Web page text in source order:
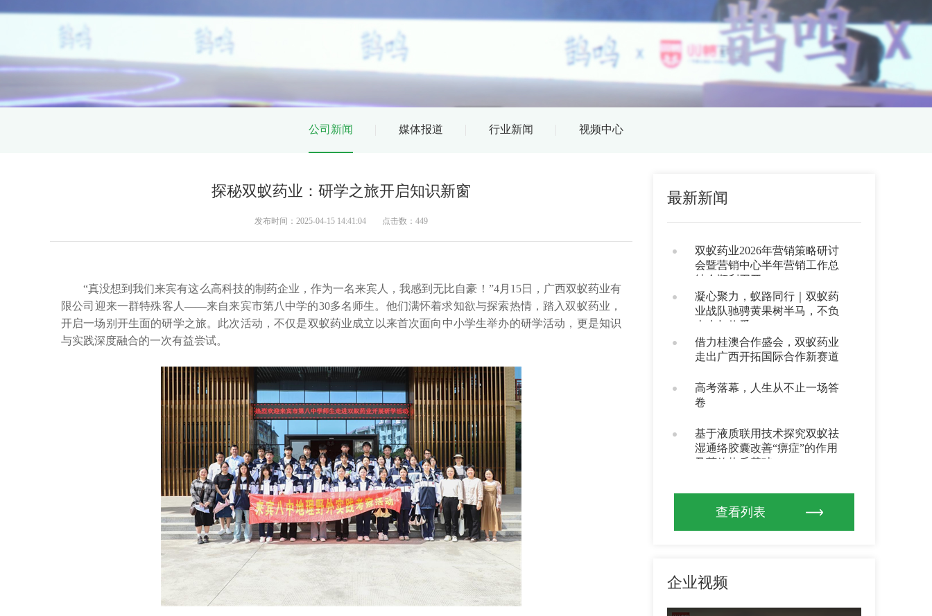
公司新闻 媒体报道 行业新闻 视频中心
探秘双蚁药业：研学之旅开启知识新窗
发布时间：2025-04-15 14:41:04 点击数：449
“真没想到我们来宾有这么高科技的制药企业，作为一名来宾人，我感到无比自豪！”4月15日，广西双蚁药业有
限公司迎来一群特殊客人——来自来宾市第八中学的30多名师生。他们满怀着求知欲与探索热情，踏入双蚁药业，
开启一场别开生面的研学之旅。此次活动，不仅是双蚁药业成立以来首次面向中小学生举办的研学活动，更是知识
与实践深度融合的一次有益尝试。
最新新闻
双蚁药业2026年营销策略研讨
会暨营销中心半年营销工作总
结会顺利召开
凝心聚力，蚁路同行｜双蚁药
业战队驰骋黄果树半马，不负
山水与热爱
借力桂澳合作盛会，双蚁药业
走出广西开拓国际合作新赛道
高考落幕，人生从不止一场答
卷
基于液质联用技术探究双蚁祛
湿通络胶囊改善“痹症”的作用
及药效物质基础
查看列表
企业视频